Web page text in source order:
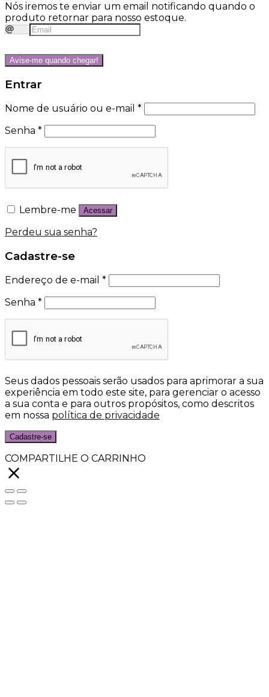
Nós iremos te enviar um email notificando quando o
produto retornar para nosso estoque.
Avise-me quando chegar!
Entrar
Nome de usuário ou e-mail *
Senha *
Lembre-me Acessar
Perdeu sua senha?
Cadastre-se
Endereço de e-mail *
Senha *
Seus dados pessoais serão usados para aprimorar a sua
experiência em todo este site, para gerenciar o acesso
a sua conta e para outros propósitos, como descritos
em nossa política de privacidade
Cadastre-se
COMPARTILHE O CARRINHO